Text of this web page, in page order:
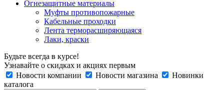
Огнезащитные материалы
Муфты противопожарные
Кабельные проходки
Лента терморасширяющаяся
Лаки, краски
Будьте всегда в курсе!
Узнавайте о скидках и акциях первым
Новости компании
Новости магазина
Новинки
каталога